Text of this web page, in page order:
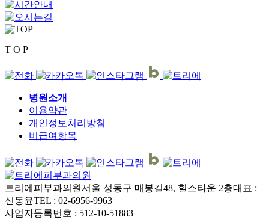
T O P
병원소개
이용약관
개인정보처리방침
비급여항목
트리에피부과의원서울 성동구 매봉길48, 힐스타운 2층대표 :
신동윤TEL : 02-6956-9963
사업자등록번호 : 512-10-51883